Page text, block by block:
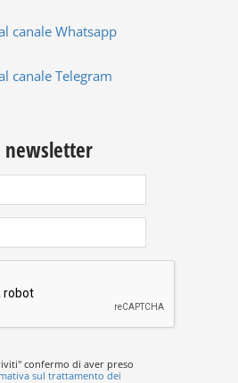
canale Whatsapp
canale Telegram
confermo di aver preso
sul trattamento dei